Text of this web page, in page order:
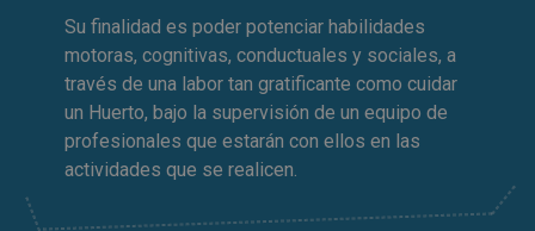
Su finalidad es poder potenciar habilidades
motoras, cognitivas, conductuales y sociales, a
través de una labor tan gratificante como cuidar
un Huerto, bajo la supervisión de un equipo de
profesionales que estarán con ellos en las
actividades que se realicen.